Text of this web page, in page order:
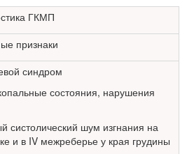
ГКМП
признаки
синдром
состояния, нарушения
систолический шум изгнания на
и в IV межреберье у края грудины